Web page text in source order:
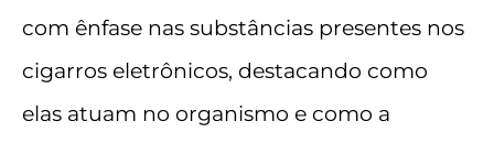
com ênfase nas substâncias presentes nos
cigarros eletrônicos, destacando como
elas atuam no organismo e como a